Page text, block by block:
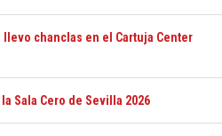
chanclas en el Cartuja Center
Sala Cero de Sevilla 2026